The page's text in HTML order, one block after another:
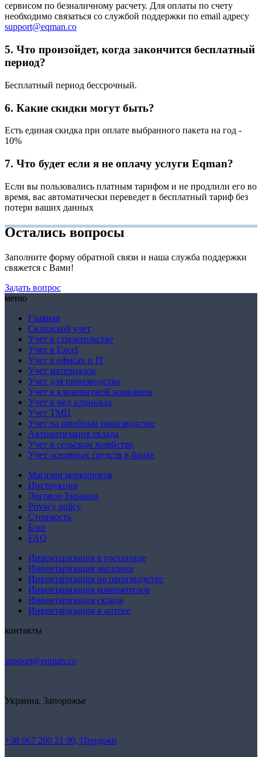
сервисом по безналичному расчету. Для оплаты по счету
необходимо связаться со службой поддержки по email адресу
support@eqman.co
5. Что произойдет, когда закончится бесплатный
период?
Бесплатный период бессрочный.
6. Какие скидки могут быть?
Есть единая скидка при оплате выбранного пакета на год -
10%
7. Что будет если я не оплачу услуги Eqman?
Если вы пользовались платным тарифом и не продлили его во
время, вас автоматически переведет в бесплатный тариф без
потери ваших данных
Остались вопросы
Заполните форму обратной связи и наша служба поддержки
свяжется с Вами!
Задать вопрос
меню
Главная
Складской учет
Учет в строительстве
Учет в Excel
Учет в офисах и IT
Учет материалов
Учет для производства
Учет в клининговой компании
Учет в мед клиниках
Учет ТМЦ
Учет на швейном производстве
Автоматизация склада
Учет в сельском хозяйстве
Учет основных средств в банке
Магазин маркировок
Инструкция
Договор Украина
Privacy policy
Стоимость
Блог
FAQ
Инвентаризация в гостинице
Инвентаризация магазина
Инвентаризация на производстве
Инвентаризация компьютеров
Инвентаризация склада
Инвентаризация в аптеке
контакты
support@eqman.co
Украина, Запорожье
+38 067 200 21 90, Продажи